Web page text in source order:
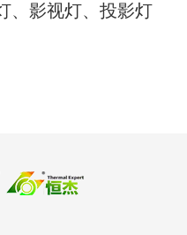
、影视灯、投影灯